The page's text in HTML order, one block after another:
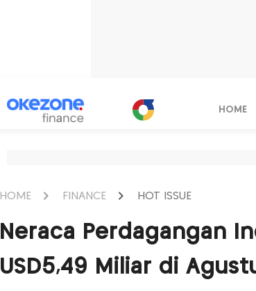
HOME
HOME FINANCE HOT ISSUE
Neraca Perdagangan
USD5,49 Miliar di